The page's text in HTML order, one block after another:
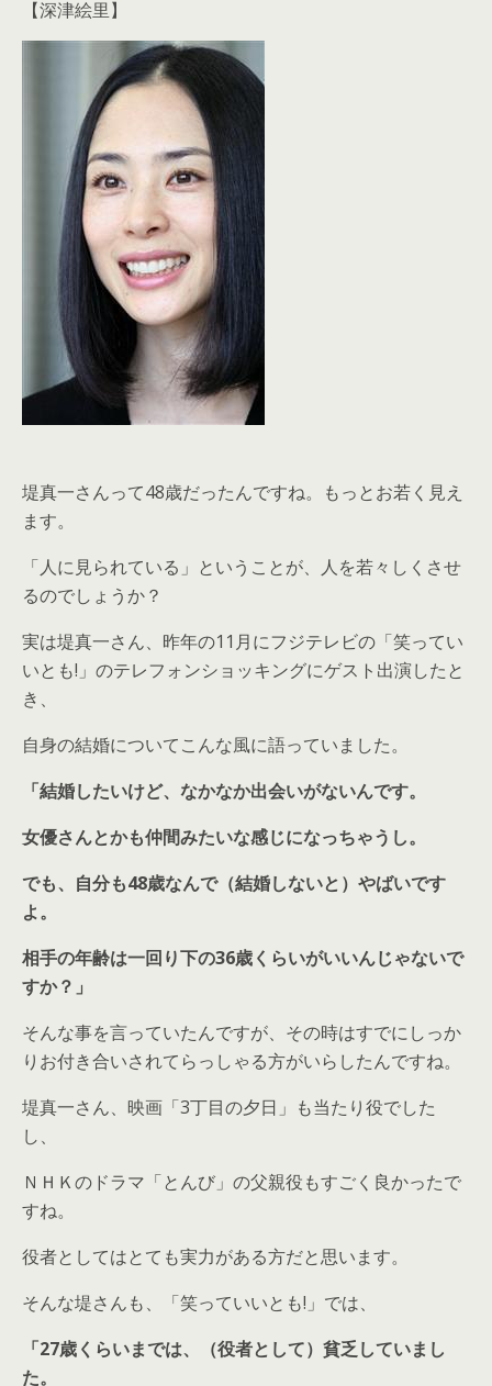
【深津絵里】
堤真一さんって48歳だったんですね。もっとお若く見え
ます。
「人に見られている」ということが、人を若々しくさせ
るのでしょうか？
実は堤真一さん、昨年の11月にフジテレビの「笑ってい
いとも!」のテレフォンショッキングにゲスト出演したと
き、
自身の結婚についてこんな風に語っていました。
「結婚したいけど、なかなか出会いがないんです。
女優さんとかも仲間みたいな感じになっちゃうし。
でも、自分も48歳なんで（結婚しないと）やばいです
よ。
相手の年齢は一回り下の36歳くらいがいいんじゃないで
すか？」
そんな事を言っていたんですが、その時はすでにしっか
りお付き合いされてらっしゃる方がいらしたんですね。
堤真一さん、映画「3丁目の夕日」も当たり役でした
し、
ＮＨＫのドラマ「とんび」の父親役もすごく良かったで
すね。
役者としてはとても実力がある方だと思います。
そんな堤さんも、「笑っていいとも!」では、
「27歳くらいまでは、（役者として）貧乏していまし
た。